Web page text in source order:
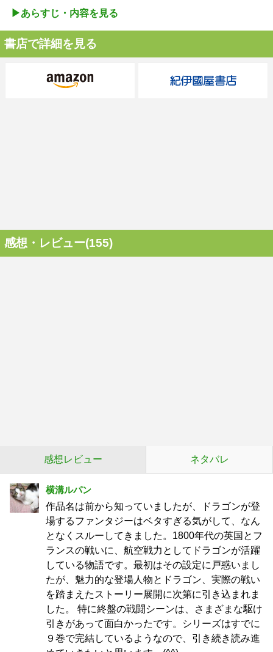
▶︎あらすじ・内容を見る
書店で詳細を見る
感想・レビュー(155)
感想レビュー ネタバレ
横溝ルパン
作品名は前から知っていましたが、ドラゴンが登
場するファンタジーはベタすぎる気がして、なん
となくスルーしてきました。1800年代の英国とフ
ランスの戦いに、航空戦力としてドラゴンが活躍
している物語です。最初はその設定に戸惑いまし
たが、魅力的な登場人物とドラゴン、実際の戦い
を踏まえたストーリー展開に次第に引き込まれま
した。 特に終盤の戦闘シーンは、さまざまな駆け
引きがあって面白かったです。シリーズはすでに
９巻で完結しているようなので、引き続き読み進